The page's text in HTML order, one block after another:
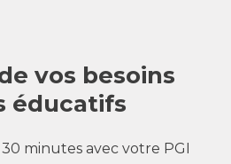
vos besoins
éducatifs
minutes avec votre PGI